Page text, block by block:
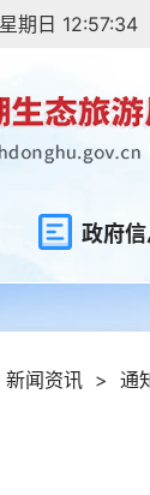
期日 12:57:34
政府
新闻资讯 > 通